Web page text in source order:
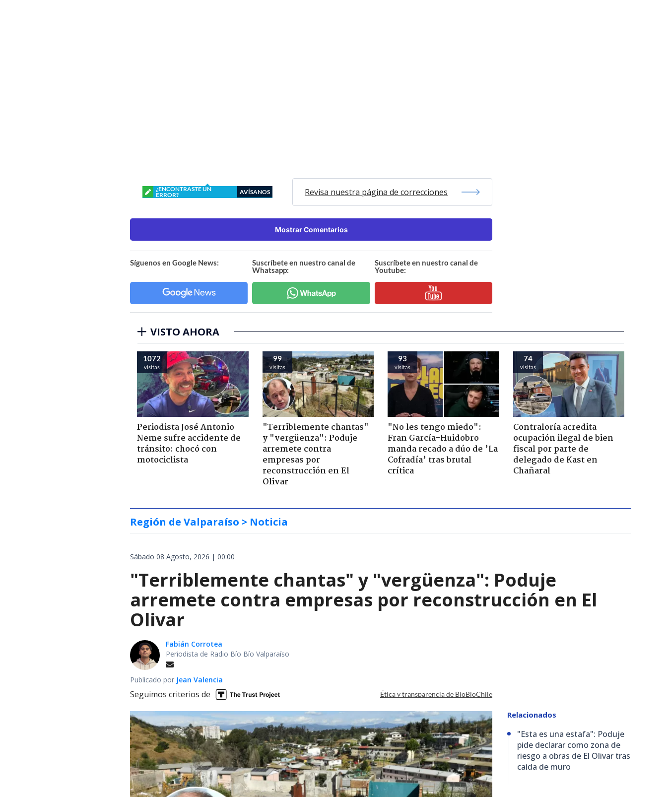
¿ENCONTRASTE UN
ERROR?
AVÍSANOS Revisa nuestra página de correcciones
Mostrar Comentarios
Síguenos en Google News:
Suscríbete en nuestro canal de
Whatsapp:
Suscríbete en nuestro canal de
Youtube:
VISTO AHORA
1072
visitas
Periodista José Antonio
Neme sufre accidente de
tránsito: chocó con
motociclista
99
visitas
"Terriblemente chantas"
y "vergüenza": Poduje
arremete contra
empresas por
reconstrucción en El
Olivar
93
visitas
"No les tengo miedo":
Fran García-Huidobro
manda recado a dúo de ’La
Cofradía’ tras brutal
crítica
74
visitas
Contraloría acredita
ocupación ilegal de bien
fiscal por parte de
delegado de Kast en
Chañaral
Región de Valparaíso > Noticia
Sábado 08 Agosto, 2026 | 00:00
"Terriblemente chantas" y "vergüenza": Poduje
arremete contra empresas por reconstrucción en El
Olivar
Fabián Corrotea
Periodista de Radio Bío Bío Valparaíso
Publicado por Jean Valencia
Seguimos criterios de Ética y transparencia de BioBioChile
Relacionados
"Esta es una estafa": Poduje
pide declarar como zona de
riesgo a obras de El Olivar tras
caída de muro